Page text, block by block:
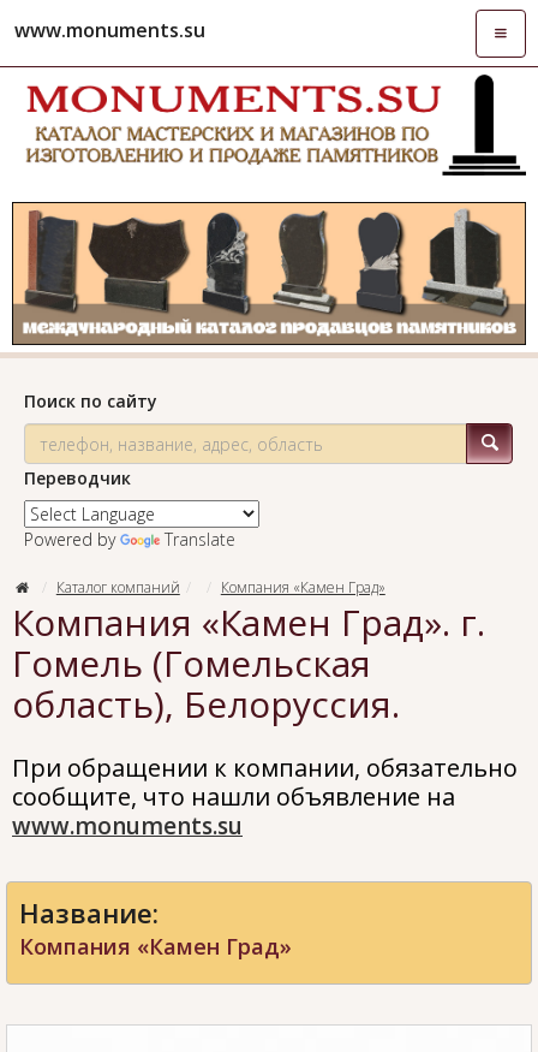
www.monuments.su
Поиск по сайту
Переводчик
Powered by Translate
Каталог компаний Компания «Камен Град»
Компания «Камен Град». г.
Гомель (Гомельская
область), Белоруссия.
При обращении к компании, обязательно
сообщите, что нашли объявление на
www.monuments.su
Название:
Компания «Камен Град»